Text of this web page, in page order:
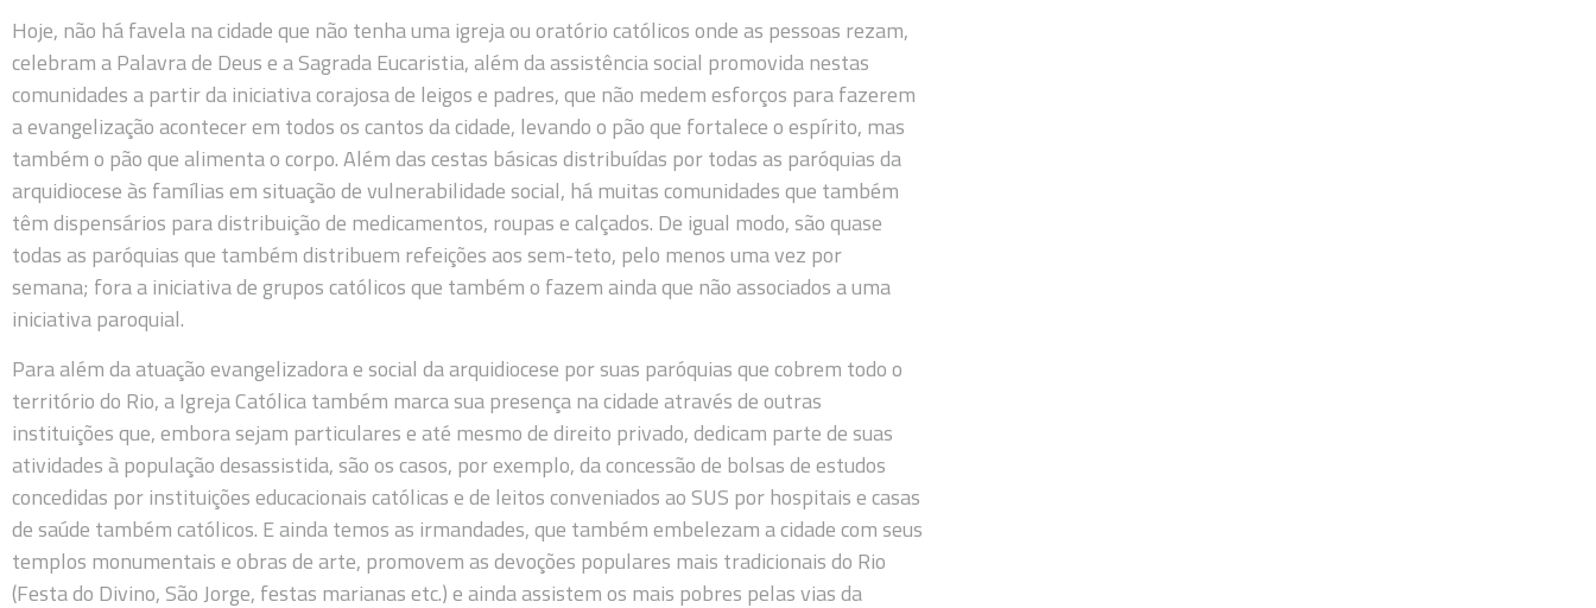
Hoje, não há favela na cidade que não tenha uma igreja ou oratório católicos onde as pessoas rezam,
celebram a Palavra de Deus e a Sagrada Eucaristia, além da assistência social promovida nestas
comunidades a partir da iniciativa corajosa de leigos e padres, que não medem esforços para fazerem
a evangelização acontecer em todos os cantos da cidade, levando o pão que fortalece o espírito, mas
também o pão que alimenta o corpo. Além das cestas básicas distribuídas por todas as paróquias da
arquidiocese às famílias em situação de vulnerabilidade social, há muitas comunidades que também
têm dispensários para distribuição de medicamentos, roupas e calçados. De igual modo, são quase
todas as paróquias que também distribuem refeições aos sem-teto, pelo menos uma vez por
semana; fora a iniciativa de grupos católicos que também o fazem ainda que não associados a uma
iniciativa paroquial.
Para além da atuação evangelizadora e social da arquidiocese por suas paróquias que cobrem todo o
território do Rio, a Igreja Católica também marca sua presença na cidade através de outras
instituições que, embora sejam particulares e até mesmo de direito privado, dedicam parte de suas
atividades à população desassistida, são os casos, por exemplo, da concessão de bolsas de estudos
concedidas por instituições educacionais católicas e de leitos conveniados ao SUS por hospitais e casas
de saúde também católicos. E ainda temos as irmandades, que também embelezam a cidade com seus
templos monumentais e obras de arte, promovem as devoções populares mais tradicionais do Rio
(Festa do Divino, São Jorge, festas marianas etc.) e ainda assistem os mais pobres pelas vias da